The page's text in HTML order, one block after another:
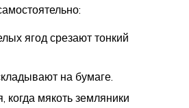
ягод срезают тонкий
на бумаге.
когда мякоть земляники